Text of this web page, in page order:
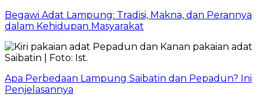
Begawi Adat Lampung: Tradisi, Makna, dan Perannya
dalam Kehidupan Masyarakat
Apa Perbedaan Lampung Saibatin dan Pepadun? Ini
Penjelasannya